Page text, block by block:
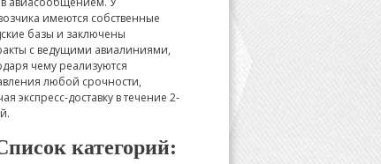
имеются собственные
базы и заключены
с ведущими авиалиниями,
чему реализуются
любой срочности,
экспресс-доставку в течение 2-
категорий: